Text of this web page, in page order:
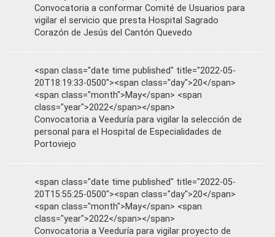
Convocatoria a conformar Comité de Usuarios para
vigilar el servicio que presta Hospital Sagrado
Corazón de Jesús del Cantón Quevedo
<span class="date time published" title="2022-05-
20T18:19:33-0500"><span class="day">20</span>
<span class="month">May</span> <span
class="year">2022</span></span>
Convocatoria a Veeduría para vigilar la selección de
personal para el Hospital de Especialidades de
Portoviejo
<span class="date time published" title="2022-05-
20T15:55:25-0500"><span class="day">20</span>
<span class="month">May</span> <span
class="year">2022</span></span>
Convocatoria a Veeduría para vigilar proyecto de